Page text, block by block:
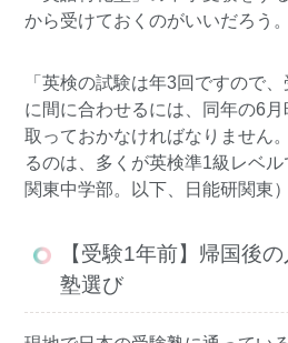
から受けておくのがいいだろう。
「英検の試験は年3回ですので
に間に合わせるには、同年の6
取っておかなければなりません
るのは、多くが英検準1級レベ
関東中学部。以下、日能研関東）
【受験1年前】帰国後
塾選び